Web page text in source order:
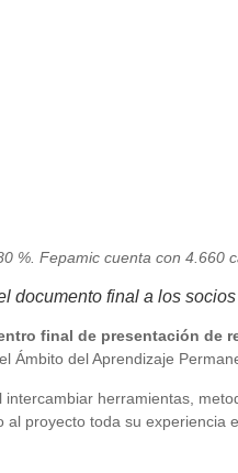
%. Fepamic cuenta con 4.660
documento final a los
final de presentación de
Ámbito del Aprendizaje
herramientas,
proyecto toda su